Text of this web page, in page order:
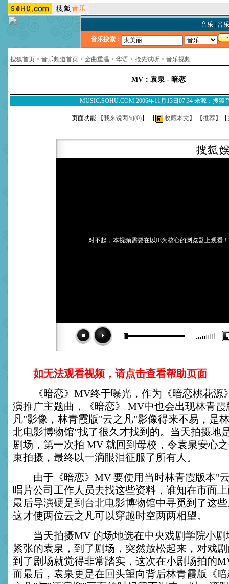
音乐| 音
音乐搜索：
搜狐首页 > 音乐频道首页 > 金曲重温 > 华语 > 抢先试听 > 音乐视频
MV：袁泉 - 暗恋
MUSIC.SOHU.COM 2006年11月13日07:34 来源：搜狐
页面功能 【我来说两句(0)】 【 收藏本文 】 【推荐】【
对不起，本视频需要在以IE为核心的浏览器上观看！
如无法观看视频，请点击查看帮助页面
《暗恋》MV终于曝光，作为《暗恋桃花源
演推广主题曲，《暗恋》 MV中也会出现林青
凡"影像，林青霞版"云之凡"影像得来不易，是
北电影博物馆"找了很久才找到的。当天拍摄地
剧场，第一次拍 MV 就回到母校，令袁泉安心
束拍摄，最终以一滴眼泪征服了所有人。
由于《暗恋》MV 要使用当时林青霞版本"
唱片公司工作人员去找这些资料，谁知在市面
最后导演硬是到 台北电影博物馆中寻觅到了这
这才使两位云之凡可以穿越时空两两相望。
当天拍摄MV 的场地选在中央戏剧学院小剧
紧张的袁泉，到了剧场，突然放松起来，对戏
到了剧场就觉得非常踏实，这次在小剧场拍的
而最后，袁泉更是在回头望向背后林青霞版《